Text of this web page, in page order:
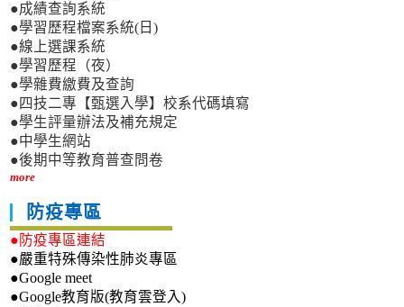
●成績查詢系統
●學習歷程檔案系統(日)
●線上選課系統
●學習歷程（夜）
●學雜費繳費及查詢
●四技二專【甄選入學】校系代碼填寫
●學生評量辦法及補充規定
●中學生網站
●後期中等教育普查問卷
more
防疫專區
●防疫專區連結
●嚴重特殊傳染性肺炎專區
●Google meet
●Google教育版(教育雲登入)